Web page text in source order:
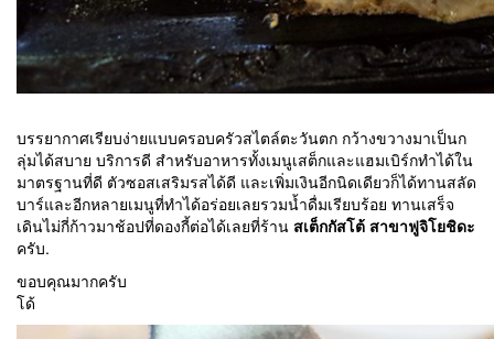
บรรยากาศเรียบง่ายแบบครอบครัวสไตล์ตะวันตก กว้างขวางมาเป็นก
ลุ่มได้สบาย บริการดี สำหรับอาหารทั้งเมนูเสต็กและแฮมเบิร์กทำได้ใน
มาตรฐานที่ดี ตัวซอสเสริมรสได้ดี และเพิ่มเงินอีกนิดเดียวก็ได้ทานสลัด
บาร์และอีกหลายเมนูที่ทำได้อร่อยเลยรวมน้ำดื่มเรียบร้อย ทานเสร็จ
เดินไม่กี่ก้าวมาช้อปที่ดองกี้ต่อได้เลยที่ร้าน สเต็กกัสโต้ สาขาฟูจิโยชิดะ
ครับ.
ขอบคุณมากครับ
โด้